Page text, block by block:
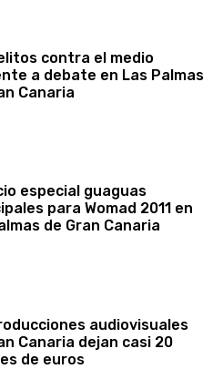
contra el medio
a debate en Las Palmas
Canaria
especial guaguas
para Womad 2011 en
de Gran Canaria
audiovisuales
Canaria dejan casi 20
de euros